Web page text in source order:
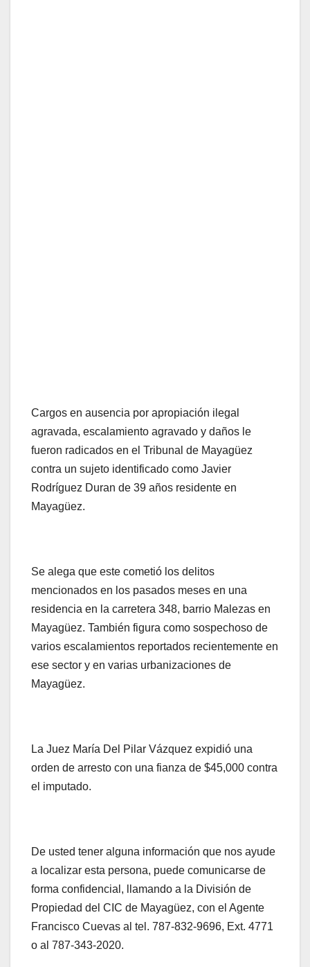
Cargos en ausencia por apropiación ilegal
agravada, escalamiento agravado y daños le
fueron radicados en el Tribunal de Mayagüez
contra un sujeto identificado como Javier
Rodríguez Duran de 39 años residente en
Mayagüez.
Se alega que este cometió los delitos
mencionados en los pasados meses en una
residencia en la carretera 348, barrio Malezas en
Mayagüez. También figura como sospechoso de
varios escalamientos reportados recientemente en
ese sector y en varias urbanizaciones de
Mayagüez.
La Juez María Del Pilar Vázquez expidió una
orden de arresto con una fianza de $45,000 contra
el imputado.
De usted tener alguna información que nos ayude
a localizar esta persona, puede comunicarse de
forma confidencial, llamando a la División de
Propiedad del CIC de Mayagüez, con el Agente
Francisco Cuevas al tel. 787-832-9696, Ext. 4771
o al 787-343-2020.